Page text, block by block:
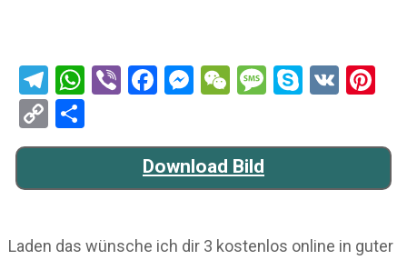
Telegram
WhatsApp
ViberFacebook
Messenger
WeChat
Message
Skype
VK
Copy
Link
Download Bild
Laden das wünsche ich dir 3 kostenlos online in guter